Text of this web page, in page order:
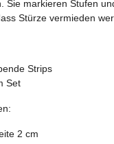
Sie markieren Stufen
Stürze vermieden
Strips
Set
2 cm